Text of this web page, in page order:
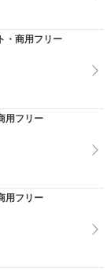
・商用フリー
用フリー
用フリー